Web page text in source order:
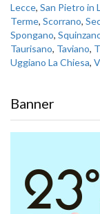
Lecce, San Pietro in
Terme, Scorrano,
Spongano,
Taurisano, Taviano,
Uggiano La Chiesa,
Banner